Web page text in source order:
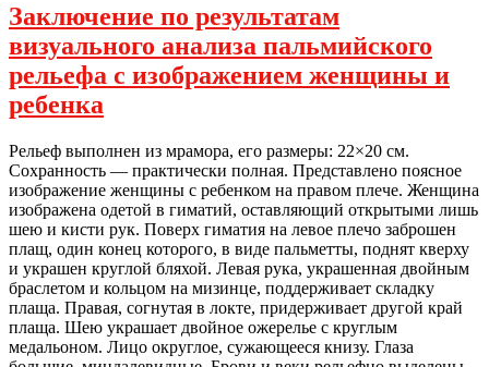
Заключение по результатам
визуального анализа пальмийского
рельефа с изображением женщины и
ребенка
Рельеф выполнен из мрамора, его размеры: 22×20 см.
Сохранность — практически полная. Представлено поясное
изображение женщины с ребенком на правом плече. Женщина
изображена одетой в гиматий, оставляющий открытыми лишь
шею и кисти рук. Поверх гиматия на левое плечо заброшен
плащ, один конец которого, в виде пальметты, поднят кверху
и украшен круглой бляхой. Левая рука, украшенная двойным
браслетом и кольцом на мизинце, поддерживает складку
плаща. Правая, согнутая в локте, придерживает другой край
плаща. Шею украшает двойное ожерелье с круглым
медальоном. Лицо округлое, сужающееся книзу. Глаза